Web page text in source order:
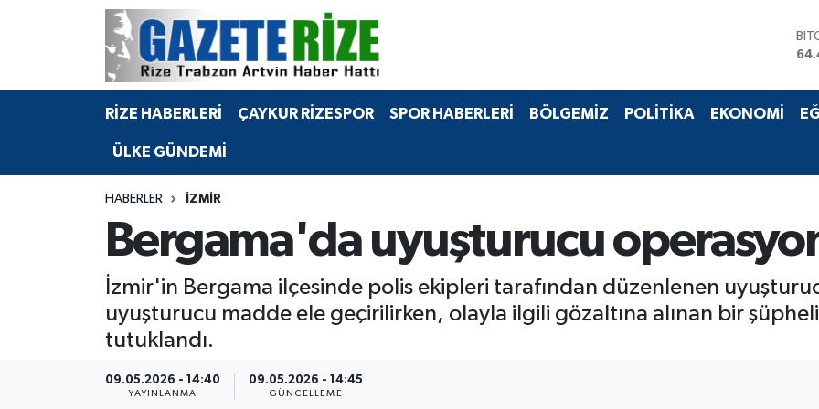
RİZE HABERLERİ ÇAYKUR RİZESPOR SPOR HABERLERİ BÖLGEMİZ POLİTİKA EKONOMİ
ÜLKE GÜNDEMİ
HABERLER İZMIR
Bergama'da uyuşturucu
İzmir'in Bergama ilçesinde polis ekipleri tarafından düzenlenen
uyuşturucu madde ele geçirilirken, olayla ilgili gözaltına alınan bir şüpheli
tutuklandı.
09.05.2026 - 14:40
YAYINLANMA
09.05.2026 - 14:45
GÜNCELLEME
BÖLGEMİZ
Bilim Teknoloji
Advertising news
Merkez Nöbetçi Eczaneler
Merkez Hava Durumu
Merkez Trafik Yoğunluk Haritası
Tüm Manşetler
Haber Arşivi